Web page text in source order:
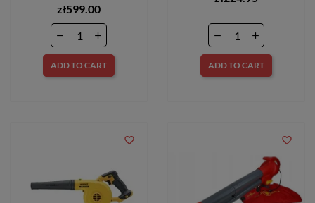
zł599.00
ADD TO CART ADD TO CART
favorite_border favorite_border